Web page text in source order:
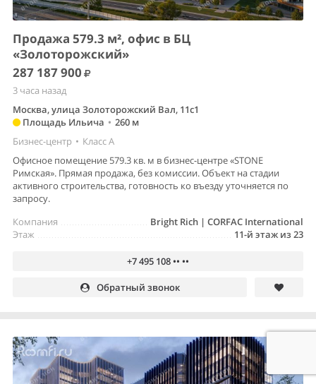
Продажа 579.3 м², офис в БЦ
«Золоторожский»
287 187 900
3 часа назад
Москва, улица Золоторожский Вал, 11с1
Площадь Ильича • 260 м
Бизнес-центр • Класс A
Офисное помещение 579.3 кв. м в бизнес-центре «STONE
Римская». Прямая продажа, без комиссии. Объект на стадии
активного строительства, готовность ко въезду уточняется по
запросу.
Bright Rich | CORFAC International
Компания
11-й этаж из 23
Этаж
+7 495 108 •• ••
Обратный звонок